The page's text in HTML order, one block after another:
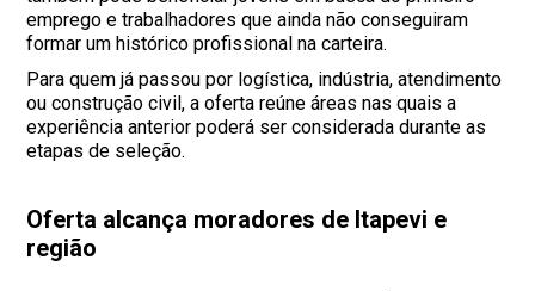
emprego e trabalhadores que ainda não conseguiram
formar um histórico profissional na carteira.
Para quem já passou por logística, indústria, atendimento
ou construção civil, a oferta reúne áreas nas quais a
experiência anterior poderá ser considerada durante as
etapas de seleção.
Oferta alcança moradores de Itapevi e
região